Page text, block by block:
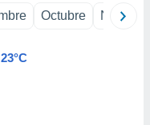
Octubre
23°C